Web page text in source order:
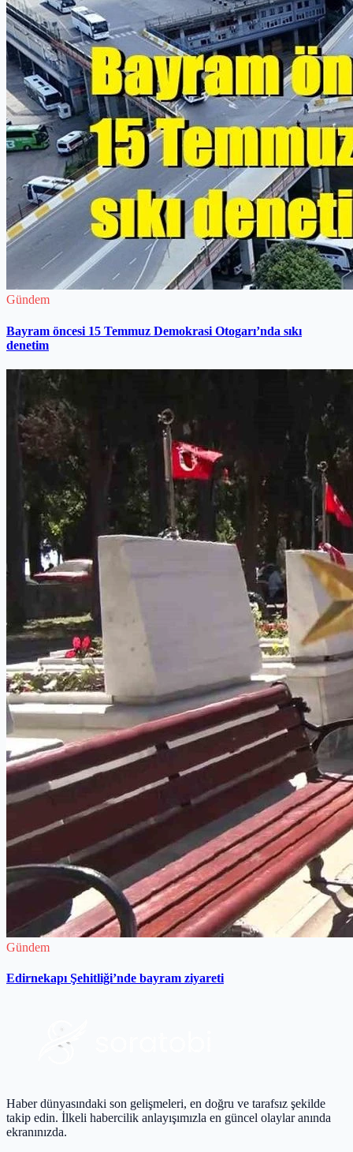
Gündem
Bayram öncesi 15 Temmuz Demokrasi Otogarı’nda sıkı
denetim
Gündem
Edirnekapı Şehitliği’nde bayram ziyareti
Haber dünyasındaki son gelişmeleri, en doğru ve tarafsız şekilde
takip edin. İlkeli habercilik anlayışımızla en güncel olaylar anında
ekranınızda.